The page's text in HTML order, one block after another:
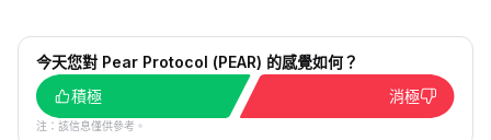
今天您對 Pear Protocol (PEAR) 的感覺如何？
積極
消極
注：該信息僅供參考。